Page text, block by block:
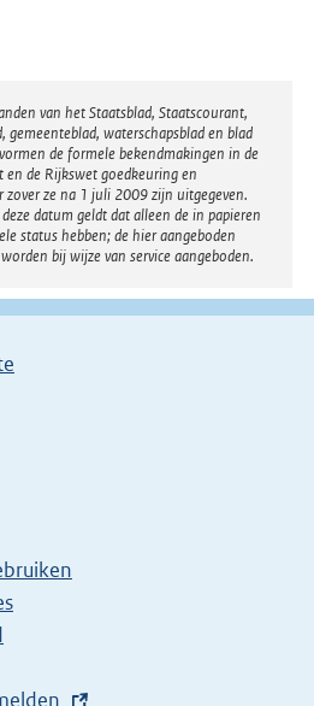
van het Staatsblad, Staatscourant,
gemeenteblad, waterschapsblad en blad
de formele bekendmakingen in de
en de Rijkswet goedkeuring en
zover ze na 1 juli 2009 zijn uitgegeven.
datum geldt dat alleen de in papieren
status hebben; de hier aangeboden
bij wijze van service aangeboden.